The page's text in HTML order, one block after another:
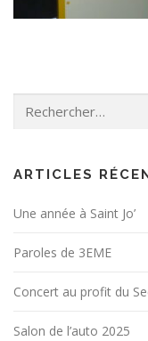
ARTICLES
Une année à Saint Jo’
Paroles de 3EME
Concert au profit du
Salon de l’auto 2025